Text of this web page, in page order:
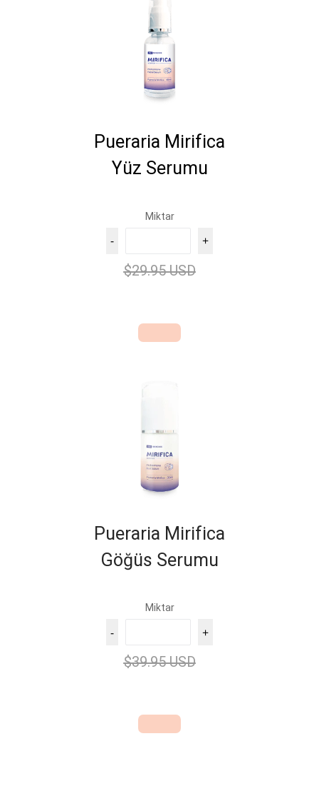
Pueraria Mirifica
Yüz Serumu
Miktar
- +
$29.95 USD
Pueraria Mirifica
Göğüs Serumu
Miktar
- +
$39.95 USD